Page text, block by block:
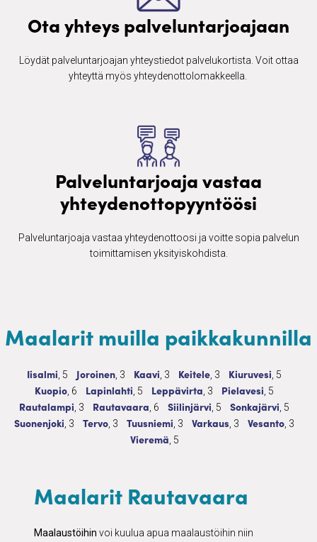
Ota yhteys palveluntarjoajaan
Löydät palveluntarjoajan yhteystiedot palvelukortista. Voit ottaa
yhteyttä myös yhteydenottolomakkeella. ​
Palveluntarjoaja vastaa
yhteydenottopyyntöösi
Palveluntarjoaja vastaa yhteydenottoosi ja voitte sopia palvelun
toimittamisen yksityiskohdista.
Maalarit muilla paikkakunnilla
Maalarit
Iisalmi 5 palvelua
, 5 Maalarit
Joroinen3 palvelua
, 3 Maalarit
Kaavi 3 palvelua
, 3 Maalarit
Keitele3 palvelua
, 3 Maalarit
Kiuruvesi 5
, 5
Maalarit
Kuopio6 palvelua
, 6 Maalarit
Lapinlahti 5 palvelua
, 5 Maalarit
Leppävirta 3 palvelua
, 3 Maalarit
Pielavesi 5 palvelua
, 5
Maalarit
Rautalampi 3 palvelua
, 3 Maalarit
Rautavaara 6 palvelua
, 6 Maalarit
Siilinjärvi 5 palvelua
, 5 Maalarit
Sonkajärvi 5
, 5
Maalarit
Suonenjoki 3 palvelua
, 3 Maalarit
Tervo3 palvelua
, 3 Maalarit
Tuusniemi 3 palvelua
, 3 Maalarit
Varkaus 3 palvelua
, 3 Maalarit
Vesanto3, 3
Maalarit
Vieremä5 palvelua
, 5
Maalarit Rautavaara
Maalaustöihin voi kuulua apua maalaustöihin niin